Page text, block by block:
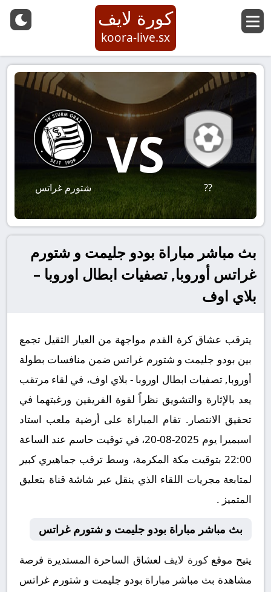
كورة لايف
koora-live.sx
??
VS
شتورم غراتس
بث مباشر مباراة بودو جليمت و شتورم
غراتس أوروبا, تصفيات ابطال اوروبا –
بلاي اوف
يترقب عشاق كرة القدم مواجهة من العيار الثقيل تجمع
بين بودو جليمت و شتورم غراتس ضمن منافسات بطولة
أوروبا, تصفيات ابطال اوروبا - بلاي اوف، في لقاء مرتقب
يعد بالإثارة والتشويق نظراً لقوة الفريقين ورغبتهما في
تحقيق الانتصار. تقام المباراة على أرضية ملعب استاد
اسبميرا يوم 2025-08-20، في توقيت حاسم عند الساعة
22:00 بتوقيت مكة المكرمة، وسط ترقب جماهيري كبير
لمتابعة مجريات اللقاء الذي ينقل عبر شاشة قناة بتعليق
المتميز .
بث مباشر مباراة بودو جليمت و شتورم غراتس
يتيح موقعكورة لايف لعشاق الساحرة المستديرة فرصة
مشاهدة بث مباشر مباراة بودو جليمت و شتورم غراتس